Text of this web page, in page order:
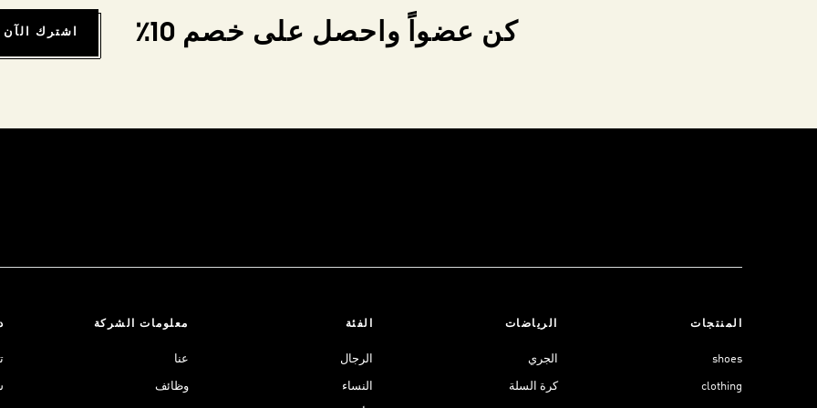
كن عضواً واحصل على خصم 10٪ اشترك الآن
المنتجات
shoes
clothing
الرياضات
الجري
كرة السلة
الفئة
الرجال
النساء
معلومات الشركة
عنا
وظائف